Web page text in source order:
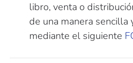
libro, venta o
de una manera sencilla
mediante el siguiente